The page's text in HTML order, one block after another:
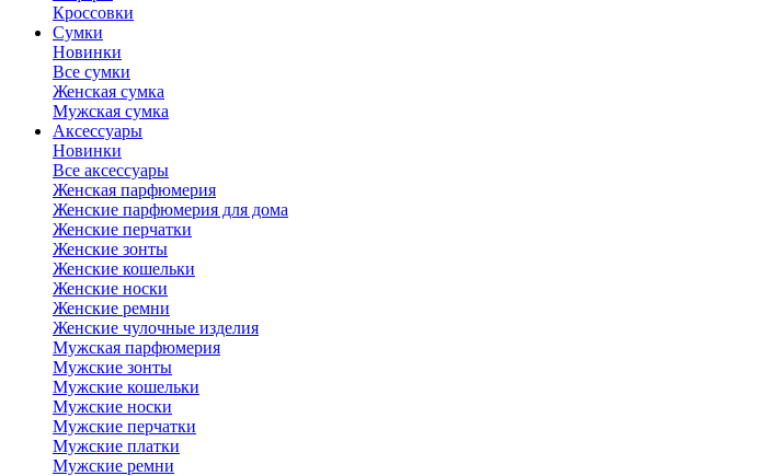
Кроссовки
Сумки
Новинки
Все сумки
Женская сумка
Мужская сумка
Аксессуары
Новинки
Все аксессуары
Женская парфюмерия
Женские парфюмерия для дома
Женские перчатки
Женские зонты
Женские кошельки
Женские носки
Женские ремни
Женские чулочные изделия
Мужская парфюмерия
Мужские зонты
Мужские кошельки
Мужские носки
Мужские перчатки
Мужские платки
Мужские ремни